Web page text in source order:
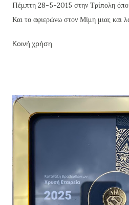
Πέμπτη 28-5-2015 στην Τρίπολη
Και το αφιερώνω στον Μίμη μιας και
τα χεράκια του. Πράξεις που έκανε
παλαιότερο λάδι θα βρούμε. Όσο
καλύτερο, αν θέλουμε να κάνουμε
υγιεινό, υποαλεργικό, αγνό και κυρίως
1/2 ώρα. Οδηγίες : ζυγίζουμε το λάδι
ακριβείας. Σημειωτέον πως, το
ζυγίζει 1 κιλό λάδι, μιας και είναι
λάδι χρειαζόμαστε 300 γραμμά...
Κοινή χρήση